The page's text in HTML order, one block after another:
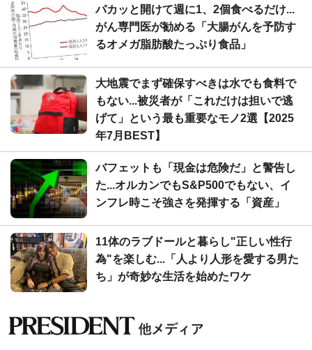
パカッと開けて週に1、2個食べるだけ...
がん専門医が勧める「大腸がんを予防す
るオメガ脂肪酸たっぷり食品」
大地震でまず確保すべきは水でも食料で
もない...被災者が「これだけは担いで逃
げて」という最も重要なモノ2選【2025
年7月BEST】
バフェットも「現金は危険だ」と警告し
た...オルカンでもS&P500でもない、イ
ンフレ時こそ強さを発揮する「資産」
11体のラブドールと暮らし"正しい性行
為"を楽しむ...「人より人形を愛する男た
ち」が奇妙な生活を始めたワケ